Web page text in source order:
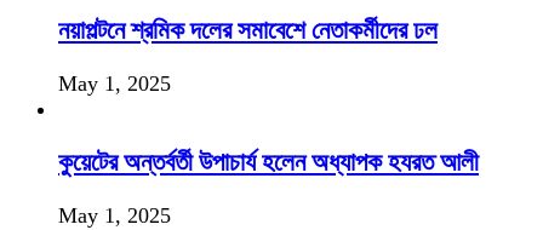
নয়াপল্টনে শ্রমিক দলের সমাবেশে নেতাকর্মীদের ঢল
May 1, 2025
কুয়েটের অন্তর্বর্তী উপাচার্য হলেন অধ্যাপক হযরত আলী
May 1, 2025